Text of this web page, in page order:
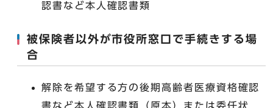
認書など本人確認書類
被保険者以外が市役所窓口で手続きする場
合
解除を希望する方の後期高齢者医療資格確認
書など本人確認書類（原本）または委任状